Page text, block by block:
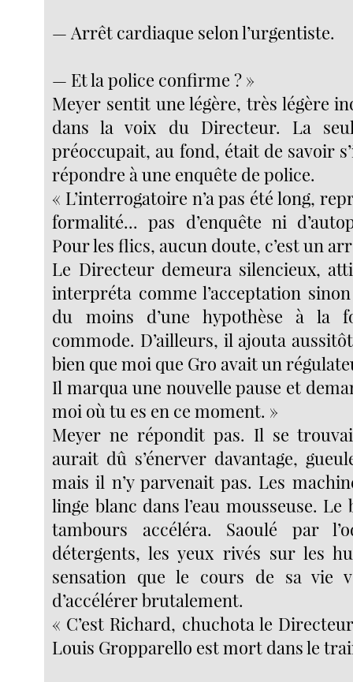
— Arrêt cardiaque selon l’urgentiste.
— Et la police confirme ? »
Meyer sentit une légère, très légère
dans la voix du Directeur. La
préoccupait, au fond, était de savoir
répondre à une enquête de police.
« L’interrogatoire n’a pas été long,
formalité... pas d’enquête ni
Pour les flics, aucun doute, c’est un
Le Directeur demeura silencieux,
interpréta comme l’acceptation
du moins d’une hypothèse à la
commode. D’ailleurs, il ajouta
bien que moi que Gro avait un
Il marqua une nouvelle pause et
moi où tu es en ce moment. »
Meyer ne répondit pas. Il se
aurait dû s’énerver davantage,
mais il n’y parvenait pas. Les
linge blanc dans l’eau mousseuse. Le
tambours accéléra. Saoulé par
détergents, les yeux rivés sur les
sensation que le cours de sa vie
d’accélérer brutalement.
« C’est Richard, chuchota le
Louis Gropparello est mort dans le